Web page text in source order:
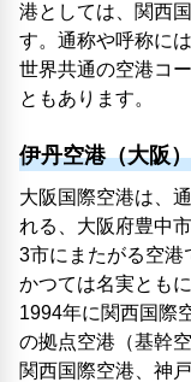
港としては、関西
す。通称や呼称に
世界共通の空港コ
ともあります。
伊丹空港（大阪）
大阪国際空港は、
れる、大阪府豊中
3市にまたがる空港
かつては名実とも
1994年に関西国際
の拠点空港（基幹
関西国際空港、神